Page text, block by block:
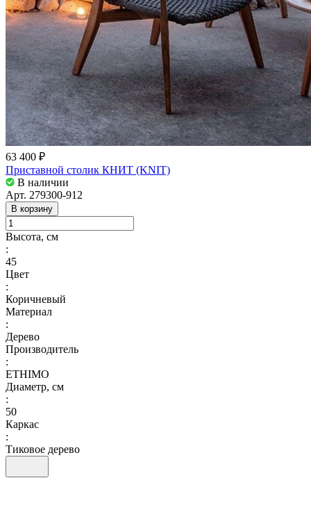
63 400 ₽
Приставной столик КНИТ (KNIT)
В наличии
Арт. 279300-912
В корзину
Высота, см
:
45
Цвет
:
Коричневый
Материал
:
Дерево
Производитель
:
ETHIMO
Диаметр, см
:
50
Каркас
:
Тиковое дерево